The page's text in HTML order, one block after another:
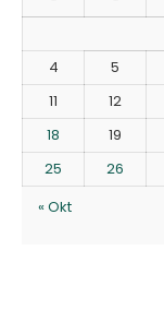
4
5
11
12
18
19
25
26
« Okt